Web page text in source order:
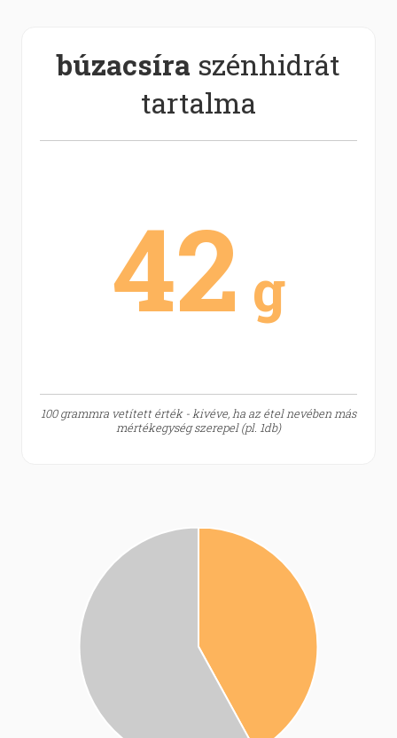
búzacsíra szénhidrát
tartalma
42 g
100 grammra vetített érték - kivéve, ha az étel nevében más
mértékegység szerepel (pl. 1db)